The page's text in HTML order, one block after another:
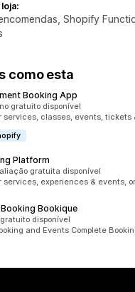
Shopify
como esta
Booking App
gratuito disponível
services, classes, events, tickets
Platform
gratuita disponível
services, experiences & events,
Bookique
disponível
and Events Complete